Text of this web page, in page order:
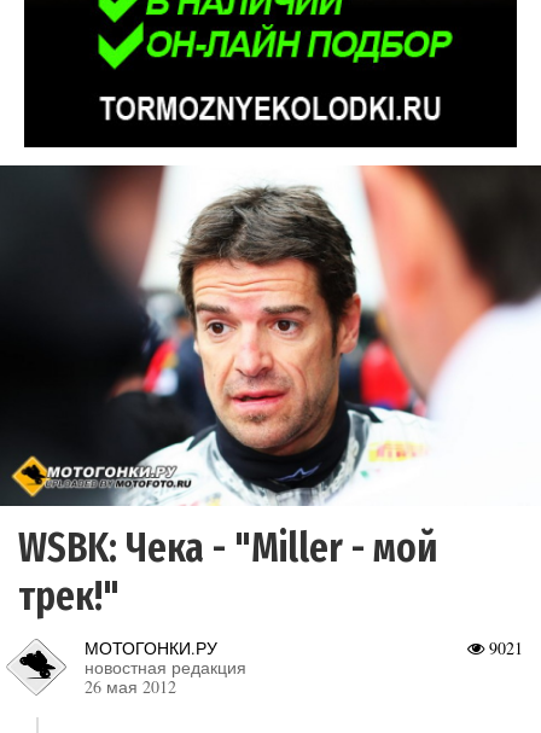
WSBK: Чека - "Miller - мой
трек!"
9021
МОТОГОНКИ.РУ
новостная редакция
26 мая 2012